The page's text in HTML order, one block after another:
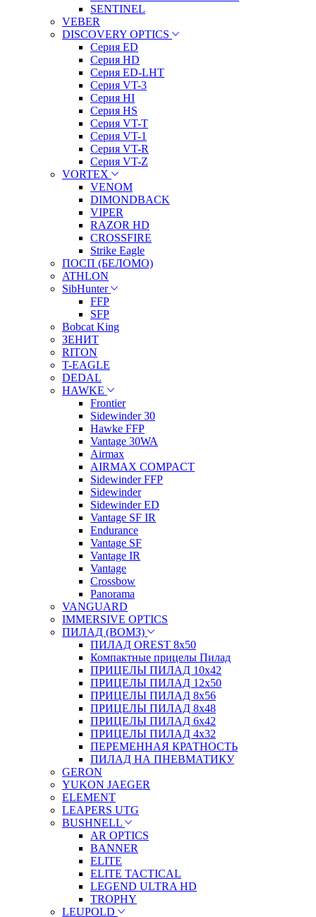
SENTINEL
VEBER
DISCOVERY OPTICS
Серия ED
Серия HD
Серия ED-LHT
Серия VT-3
Серия HI
Серия HS
Серия VT-T
Серия VT-1
Серия VT-R
Серия VT-Z
VORTEX
VENOM
DIMONDBACK
VIPER
RAZOR HD
CROSSFIRE
Strike Eagle
ПОСП (БЕЛОМО)
ATHLON
SibHunter
FFP
SFP
Bobcat King
ЗЕНИТ
RITON
T-EAGLE
DEDAL
HAWKE
Frontier
Sidewinder 30
Hawke FFP
Vantage 30WA
Airmax
AIRMAX COMPACT
Sidewinder FFP
Sidewinder
Sidewinder ED
Vantage SF IR
Endurance
Vantage SF
Vantage IR
Vantage
Crossbow
Panorama
VANGUARD
IMMERSIVE OPTICS
ПИЛАД (ВОМЗ)
ПИЛАД OREST 8х50
Компактные прицелы Пилад
ПРИЦЕЛЫ ПИЛАД 10х42
ПРИЦЕЛЫ ПИЛАД 12х50
ПРИЦЕЛЫ ПИЛАД 8х56
ПРИЦЕЛЫ ПИЛАД 8х48
ПРИЦЕЛЫ ПИЛАД 6х42
ПРИЦЕЛЫ ПИЛАД 4х32
ПЕРЕМЕННАЯ КРАТНОСТЬ
ПИЛАД НА ПНЕВМАТИКУ
GERON
YUKON JAEGER
ELEMENT
LEAPERS UTG
BUSHNELL
AR OPTICS
BANNER
ELITE
ELITE TACTICAL
LEGEND ULTRA HD
TROPHY
LEUPOLD